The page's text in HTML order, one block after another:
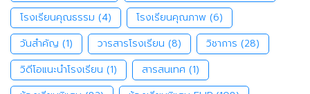
โรงเรียนคุณธรรม (4) โรงเรียนคุณภาพ (6)
วันสำคัญ (1) วารสารโรงเรียน (8) วิชาการ (28)
วิดีโอแนะนำโรงเรียน (1) สารสนเทศ (1)